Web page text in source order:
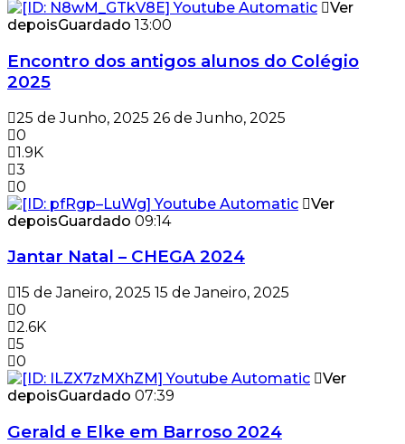
Ver
depoisGuardado 13:00
Encontro dos antigos alunos do Colégio
2025
25 de Junho, 2025 26 de Junho, 2025
0
1.9K
3
0
Ver
depoisGuardado 09:14
Jantar Natal – CHEGA 2024
15 de Janeiro, 2025 15 de Janeiro, 2025
0
2.6K
5
0
Ver
depoisGuardado 07:39
Gerald e Elke em Barroso 2024